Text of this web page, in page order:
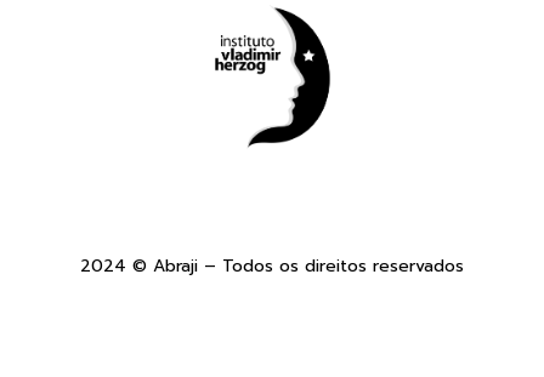
2024 © Abraji – Todos os direitos reservados